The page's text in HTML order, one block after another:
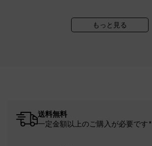
もっと見る
送料無料
一定金額以上のご購入が必要です*